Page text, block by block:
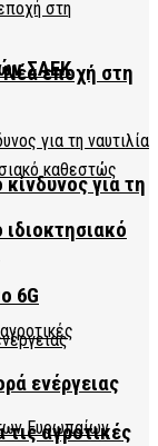
ΣΑΕΚ
αγροτικές
εποχή στη
για τη
6G
ενέργειας